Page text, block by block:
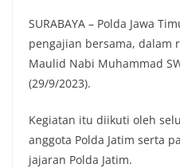
SURABAYA – Polda Jawa
pengajian bersama, dalam
Maulid Nabi Muhammad
(29/9/2023).
Kegiatan itu diikuti oleh
anggota Polda Jatim serta
jajaran Polda Jatim.